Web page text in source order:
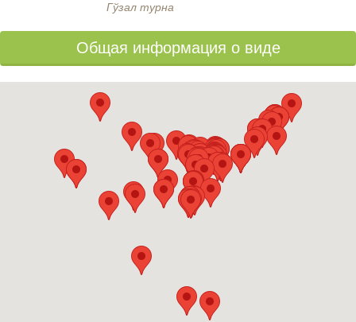
Гўзал турна
Общая информация о виде